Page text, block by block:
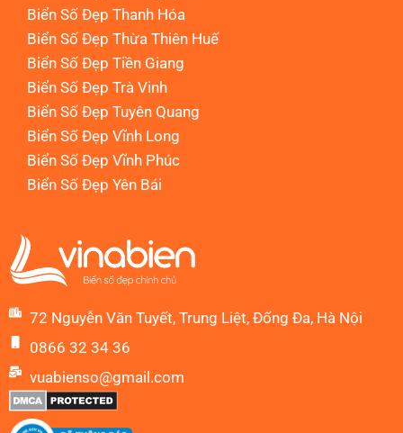
Biển Số Đẹp Thanh Hóa
Biển Số Đẹp Thừa Thiên Huế
Biển Số Đẹp Tiền Giang
Biển Số Đẹp Trà Vinh
Biển Số Đẹp Tuyên Quang
Biển Số Đẹp Vĩnh Long
Biển Số Đẹp Vĩnh Phúc
Biển Số Đẹp Yên Bái
72 Nguyễn Văn Tuyết, Trung Liệt, Đống Đa, Hà Nội
0866 32 34 36
vuabienso@gmail.com